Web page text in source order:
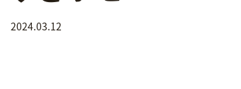
2024.03.12